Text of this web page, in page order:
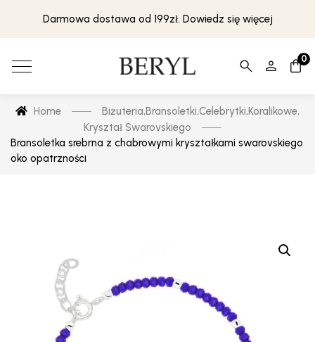
Darmowa dostawa od 199zł. Dowiedz się więcej
0
Home Biżuteria,Bransoletki,Celebrytki,Koralikowe,
Kryształ Swarovskiego
Bransoletka srebrna z chabrowymi kryształkami swarovskiego
oko opatrzności